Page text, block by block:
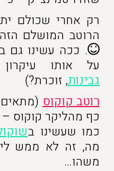
רק אחרי שכולם
הרוטב המושלם
. ככה עשינו גם
על אותו
גבינות, זוכרת?)
רוטב קוקוס(מתאים
כף מהליקר קוקוס –
כמו שעשינו ב
מה, זה לא ממש
משהו…